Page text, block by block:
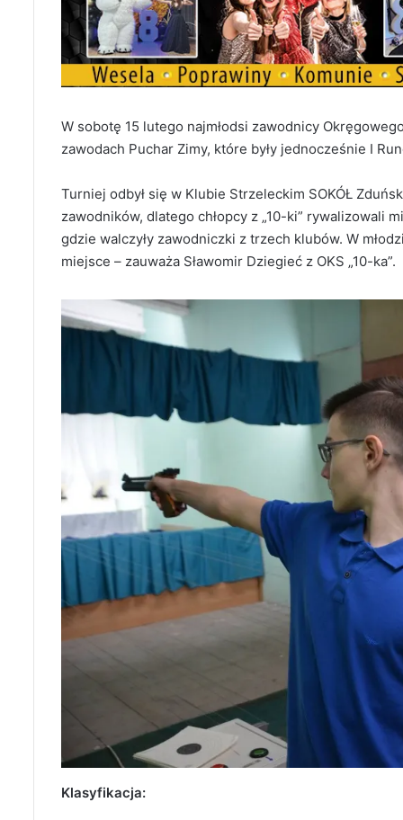
W sobotę 15 lutego najmłodsi zawodnicy
zawodach Puchar Zimy, które były jednocześnie I
Turniej odbył się w Klubie Strzeleckim SOKÓŁ
zawodników, dlatego chłopcy z „10-ki” rywalizowali
gdzie walczyły zawodniczki z trzech klubów. W
miejsce – zauważa Sławomir Dziegieć z OKS „10-ka”.
Klasyfikacja: